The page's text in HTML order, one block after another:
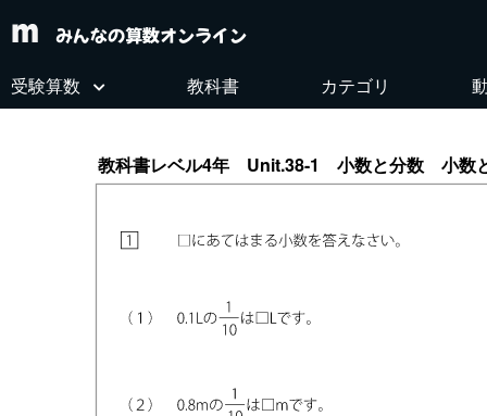
みんなの算数オンライン
受験算数 教科書 カテゴリ
教科書レベル4年 Unit.38-1 小数と分数 小数